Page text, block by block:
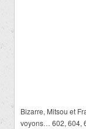
Bizarre, Mitsou et
voyons… 602, 604,